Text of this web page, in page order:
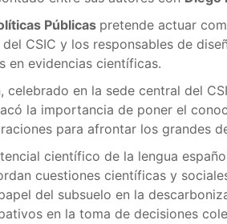
Públicas pretende actuar
CSIC y los responsables de
en evidencias científicas.
en la sede central del
la importancia de poner el
para afrontar los grandes
científico de la lengua
cuestiones científicas y
del subsuelo en la
en la toma de decisiones